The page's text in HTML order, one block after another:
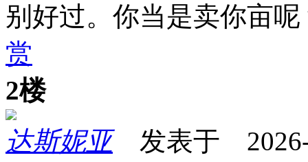
别好过。你当是卖你亩呢
赏
2楼
达斯妮亚发表于 2026-